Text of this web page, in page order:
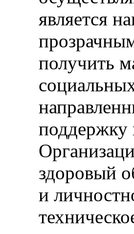
является
получить
поддержку
здоровый
и